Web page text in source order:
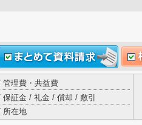
管理費・共益費
保証金 / 礼金 / 償却 / 敷引
所在地